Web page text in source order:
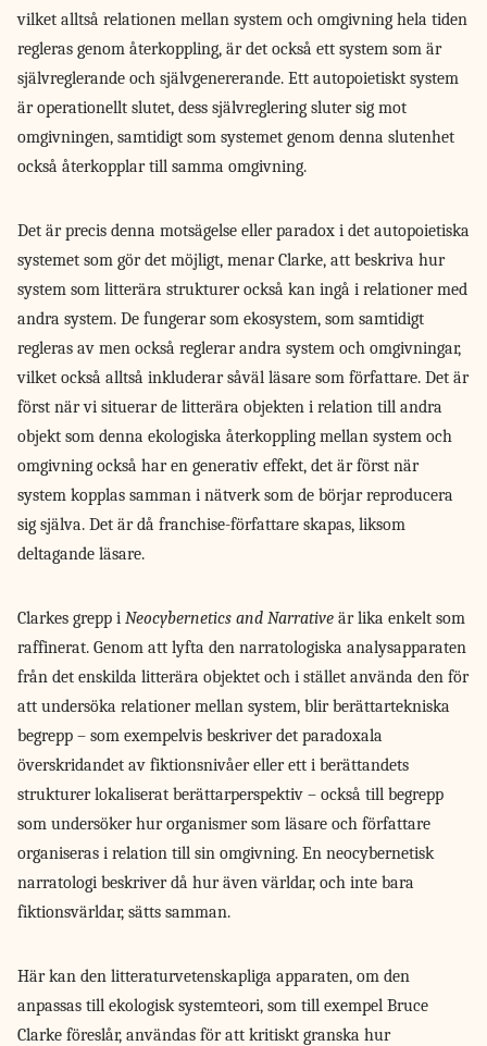
vilket alltså relationen mellan system och omgivning hela tiden
regleras genom återkoppling, är det också ett system som är
självreglerande och självgenererande. Ett autopoietiskt system
är operationellt slutet, dess självreglering sluter sig mot
omgivningen, samtidigt som systemet genom denna slutenhet
också återkopplar till samma omgivning.
Det är precis denna motsägelse eller paradox i det autopoietiska
systemet som gör det möjligt, menar Clarke, att beskriva hur
system som litterära strukturer också kan ingå i relationer med
andra system. De fungerar som ekosystem, som samtidigt
regleras av men också reglerar andra system och omgivningar,
vilket också alltså inkluderar såväl läsare som författare. Det är
först när vi situerar de litterära objekten i relation till andra
objekt som denna ekologiska återkoppling mellan system och
omgivning också har en generativ effekt, det är först när
system kopplas samman i nätverk som de börjar reproducera
sig själva. Det är då franchise-författare skapas, liksom
deltagande läsare.
Clarkes grepp i Neocybernetics and Narrative är lika enkelt som
raffinerat. Genom att lyfta den narratologiska analysapparaten
från det enskilda litterära objektet och i stället använda den för
att undersöka relationer mellan system, blir berättartekniska
begrepp – som exempelvis beskriver det paradoxala
överskridandet av fiktionsnivåer eller ett i berättandets
strukturer lokaliserat berättarperspektiv – också till begrepp
som undersöker hur organismer som läsare och författare
organiseras i relation till sin omgivning. En neocybernetisk
narratologi beskriver då hur även världar, och inte bara
fiktionsvärldar, sätts samman.
Här kan den litteraturvetenskapliga apparaten, om den
anpassas till ekologisk systemteori, som till exempel Bruce
Clarke föreslår, användas för att kritiskt granska hur